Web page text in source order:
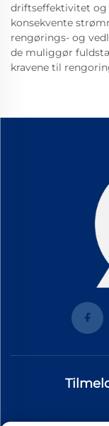
driftseffektivitet og
konsekvente
rengørings- og
de muliggør
kravene til